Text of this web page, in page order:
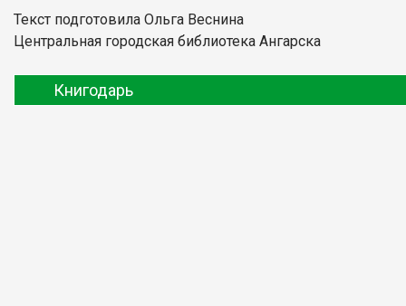
Текст подготовила Ольга Веснина
Центральная городская библиотека Ангарска
Книгодарь